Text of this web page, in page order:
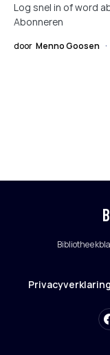
Log snel in of word
Abonneren
door Menno Goosen
Privacyverklaring